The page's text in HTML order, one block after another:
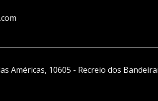
Américas, 10605 - Recreio dos